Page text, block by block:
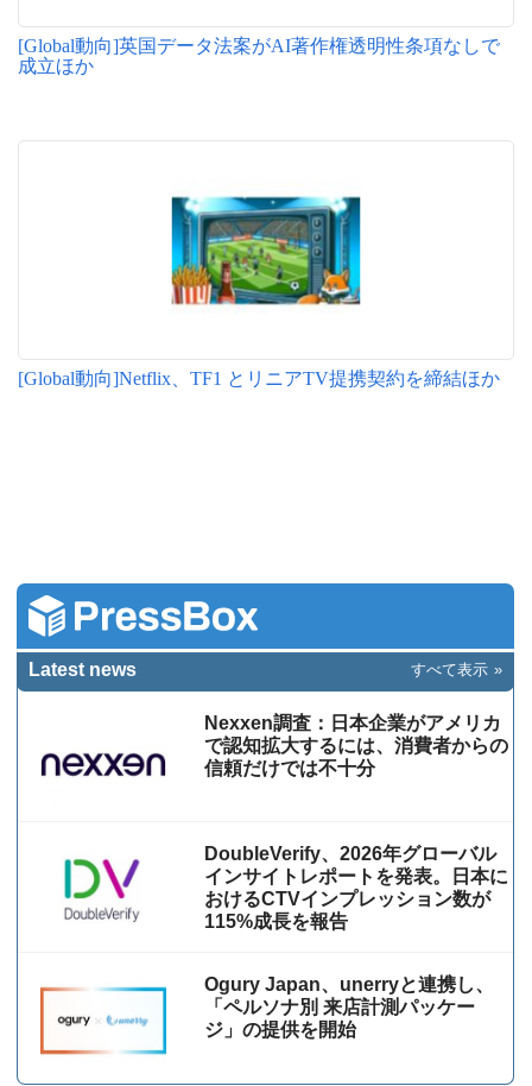
[Global動向]英国データ法案がAI著作権透明性条項なしで
成立ほか
[Global動向]Netflix、TF1 とリニアTV提携契約を締結ほか
Latest news すべて表示
Nexxen調査：日本企業がアメリカ
で認知拡大するには、消費者からの
信頼だけでは不十分
DoubleVerify、2026年グローバル
インサイトレポートを発表。日本に
おけるCTVインプレッション数が
115%成⻑を報告
Ogury Japan、unerryと連携し、
「ペルソナ別 来店計測パッケー
ジ」の提供を開始